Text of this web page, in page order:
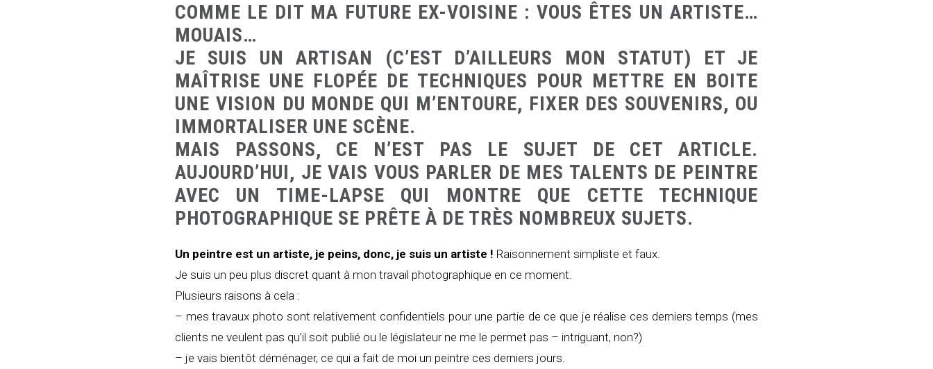
COMME LE DIT MA FUTURE EX-VOISINE : VOUS ÊTES UN ARTISTE…
MOUAIS…
JE SUIS UN ARTISAN (C’EST D’AILLEURS MON STATUT) ET JE
MAÎTRISE UNE FLOPÉE DE TECHNIQUES POUR METTRE EN BOITE
UNE VISION DU MONDE QUI M’ENTOURE, FIXER DES SOUVENIRS, OU
IMMORTALISER UNE SCÈNE.
MAIS PASSONS, CE N’EST PAS LE SUJET DE CET ARTICLE.
AUJOURD’HUI, JE VAIS VOUS PARLER DE MES TALENTS DE PEINTRE
AVEC UN TIME-LAPSE QUI MONTRE QUE CETTE TECHNIQUE
PHOTOGRAPHIQUE SE PRÊTE À DE TRÈS NOMBREUX SUJETS.
Un peintre est un artiste, je peins, donc, je suis un artiste ! Raisonnement simpliste et faux.
Je suis un peu plus discret quant à mon travail photographique en ce moment.
Plusieurs raisons à cela :
– mes travaux photo sont relativement confidentiels pour une partie de ce que je réalise ces derniers temps (mes
clients ne veulent pas qu’il soit publié ou le législateur ne me le permet pas – intriguant, non?)
– je vais bientôt déménager, ce qui a fait de moi un peintre ces derniers jours.